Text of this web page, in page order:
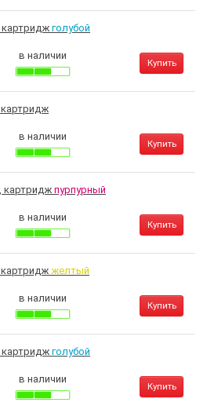
картриджголубой
в наличии
Купить
картридж
в наличии
Купить
, картридж пурпурный
в наличии
Купить
картриджжелтый
в наличии
Купить
картриджголубой
в наличии
Купить